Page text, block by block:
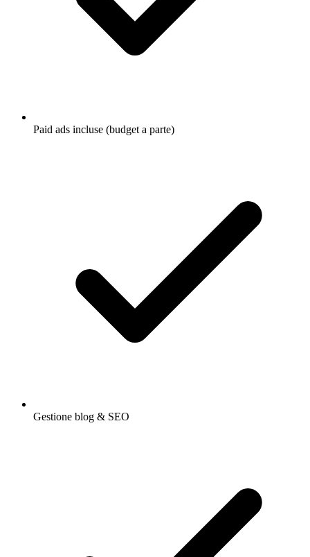
Paid ads incluse (budget a parte)
Gestione blog & SEO